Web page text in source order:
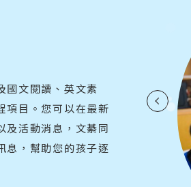
國文閱讀、英文素
項目。您可以在最新
及活動消息，文綦同
息，幫助您的孩子逐